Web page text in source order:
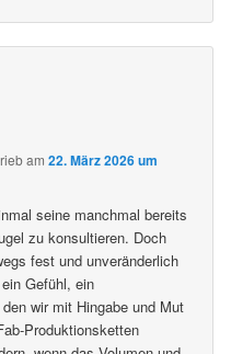
am22. März 2026 um
seine manchmal bereits
zu konsultieren. Doch
fest und unveränderlich
Gefühl, ein
wir mit Hingabe und Mut
Produktionsketten